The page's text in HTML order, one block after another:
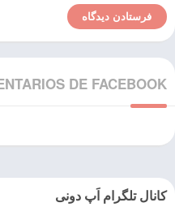
DE FACEBOOK
کانال تلگرام اَپ دونی